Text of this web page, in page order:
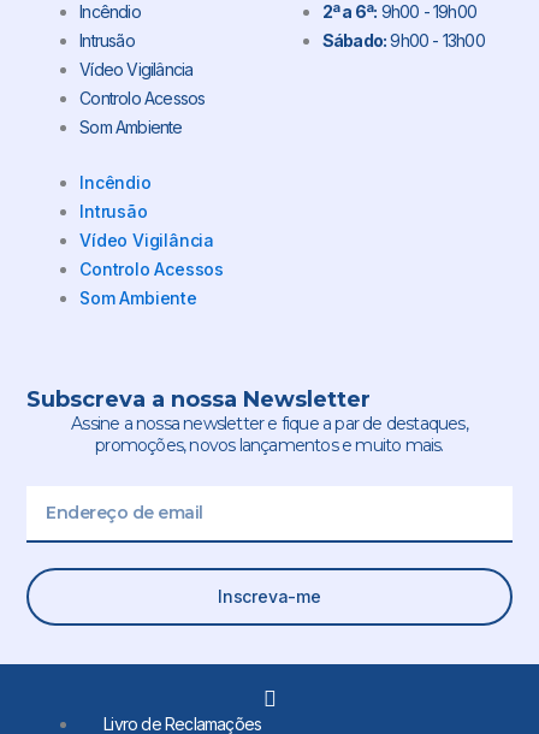
Incêndio
Intrusão
Vídeo Vigilância
Controlo Acessos
Som Ambiente
Incêndio
Intrusão
Vídeo Vigilância
Controlo Acessos
Som Ambiente
2ª a 6ª: 9h00 - 19h00
Sábado:9h00 - 13h00
Subscreva a nossa Newsletter
Assine a nossa newsletter e fique a par de destaques,
promoções, novos lançamentos e muito mais.
Inscreva-me
Livro de Reclamações
L